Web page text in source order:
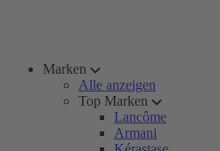
Marken
Alle anzeigen
Top Marken
Lancôme
Armani